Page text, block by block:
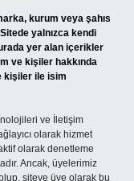
kurum veya şahıs
yalnızca kendi
yer alan içerikler
ve kişiler hakkında
kişiler ile isim
ve İletişim
olarak hizmet
olarak denetleme
Ancak, üyelerimiz
siteye üye olarak bu